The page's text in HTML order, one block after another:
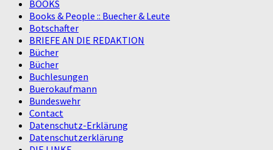
BOOKS
Books & People :: Buecher & Leute
Botschafter
BRIEFE AN DIE REDAKTION
Bücher
Bücher
Buchlesungen
Buerokaufmann
Bundeswehr
Contact
Datenschutz-Erklärung
Datenschutzerklärung